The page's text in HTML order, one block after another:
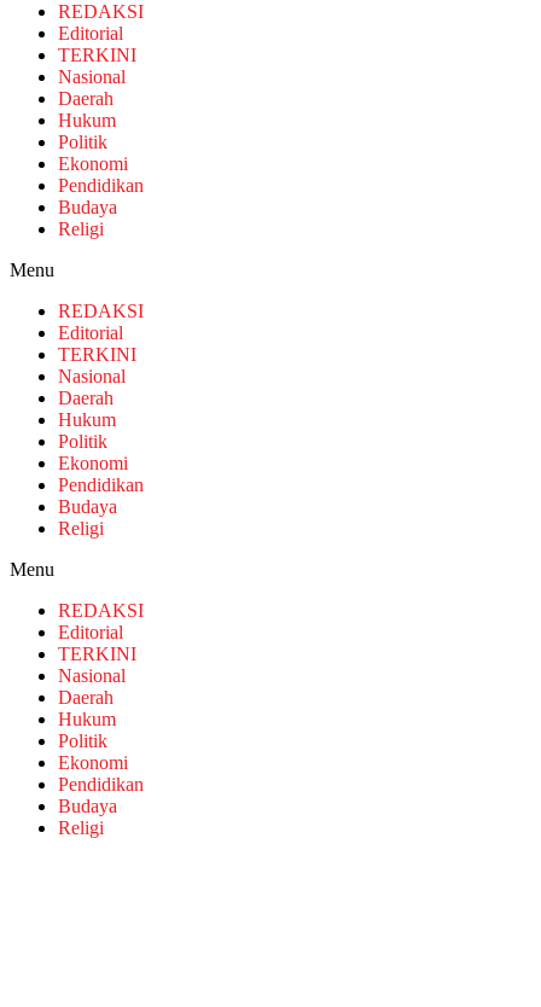
REDAKSI
Editorial
TERKINI
Nasional
Daerah
Hukum
Politik
Ekonomi
Pendidikan
Budaya
Religi
Menu
REDAKSI
Editorial
TERKINI
Nasional
Daerah
Hukum
Politik
Ekonomi
Pendidikan
Budaya
Religi
Menu
REDAKSI
Editorial
TERKINI
Nasional
Daerah
Hukum
Politik
Ekonomi
Pendidikan
Budaya
Religi